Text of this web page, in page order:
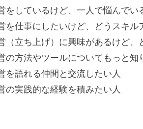
をしているけど、一人で悩んでい
を仕事にしたいけど、どうスキ
（立ち上げ）に興味があるけど
の方法やツールについてもっと知
を語れる仲間と交流したい人
の実践的な経験を積みたい人